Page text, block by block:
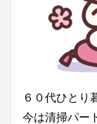
６０代ひとり
今は清掃パー